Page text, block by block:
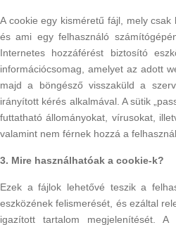
A cookie egy kisméretű fájl, mely csak
és ami egy felhasználó
Internetes hozzáférést biztosító
információcsomag, amelyet az adott
majd a böngésző visszaküld a
irányított kérés alkalmával. A sütik
futtatható állományokat, vírusokat,
valamint nem férnek hozzá a
3. Mire használhatóak a cookie-k?
Ezek a fájlok lehetővé teszik a
eszközének felismerését, és ezáltal
igazított tartalom megjelenítését.